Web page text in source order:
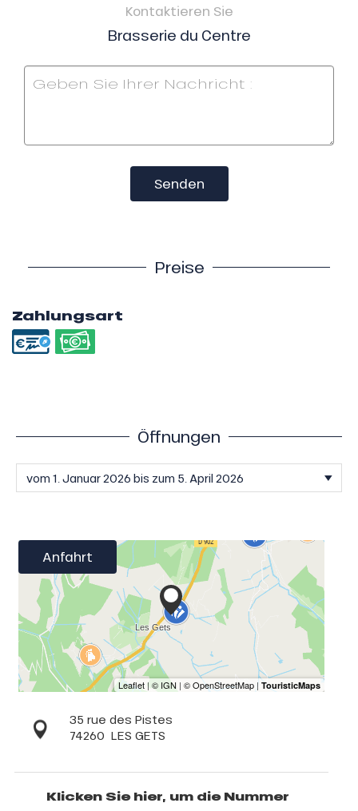
Kontaktieren Sie
Brasserie du Centre
Senden
Preise
Zahlungsart
Öffnungen
Anfahrt
35 rue des Pistes
74260 LES GETS
Klicken Sie hier, um die Nummer